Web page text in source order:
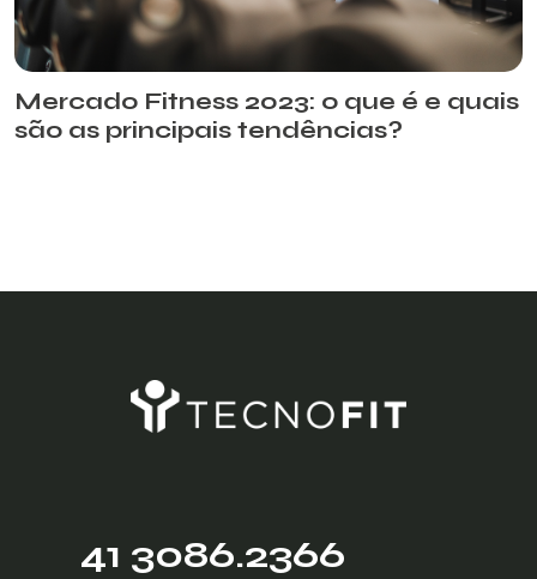
Mercado Fitness 2023: o que é e quais
são as principais tendências?
41 3086.2366